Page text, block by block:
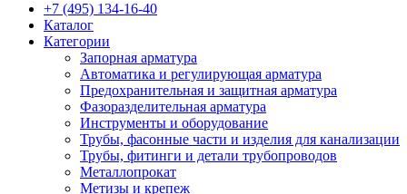
+7 (495) 134-16-40
Каталог
Категории
Запорная арматура
Автоматика и регулирующая арматура
Предохранительная и защитная арматура
Фазоразделительная арматура
Инструменты и оборудование
Трубы, фасонные части и изделия для канализации
Трубы, фитинги и детали трубопроводов
Металлопрокат
Метизы и крепеж